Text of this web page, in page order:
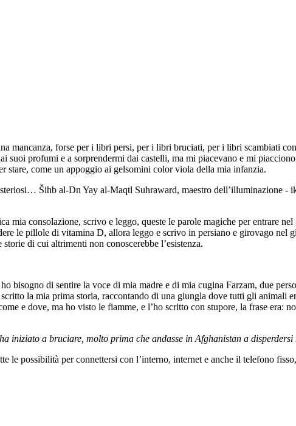
mancanza, forse per i libri persi, per i libri bruciati, per i libri scambiati
suoi profumi e a sorprendermi dai castelli, ma mi piacevano e mi
come un appoggio ai gelsomini color viola della mia infanzia.
Šihb al-Dn Yay al-Maqtl Suhraward, maestro dell’illuminazione -
mia consolazione, scrivo e leggo, queste le parole magiche per entrare
le pillole di vitamina D, allora leggo e scrivo in persiano e girovago nel
storie di cui altrimenti non conoscerebbe l’esistenza.
bisogno di sentire la voce di mia madre e di mia cugina Farzam, due
la mia prima storia, raccontando di una giungla dove tutti gli animali
e dove, ma ho visto le fiamme, e l’ho scritto con stupore, la frase era:
iniziato a bruciare, molto prima che andasse in Afghanistan a
possibilità per connettersi con l’interno, internet e anche il telefono